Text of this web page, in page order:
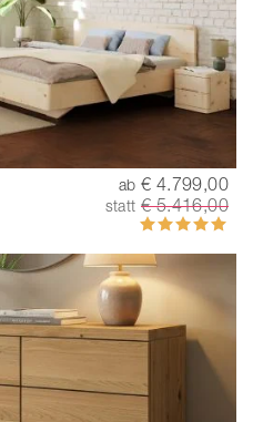
ab € 4.799,00
statt € 5.416,00
Bewertung:
100%